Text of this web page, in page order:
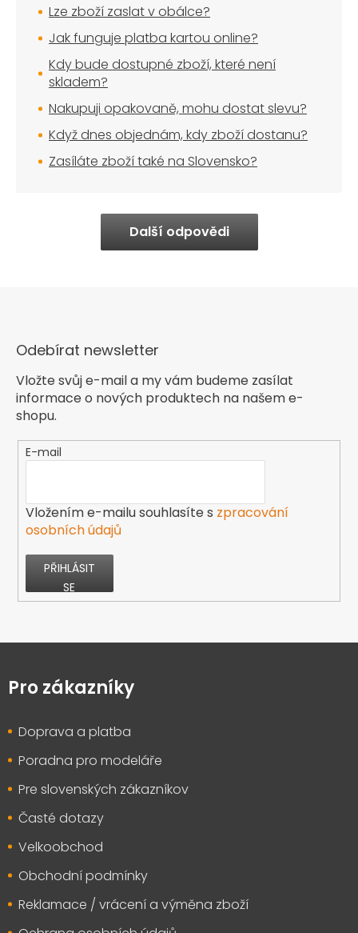
Lze zboží zaslat v obálce?
Jak funguje platba kartou online?
Kdy bude dostupné zboží, které není
skladem?
Nakupuji opakovaně, mohu dostat slevu?
Když dnes objednám, kdy zboží dostanu?
Zasíláte zboží také na Slovensko?
Další odpovědi
Odebírat newsletter
Vložte svůj e-mail a my vám budeme zasílat
informace o nových produktech na našem e-
shopu.
E-mail
Vložením e-mailu souhlasíte s zpracování
osobních údajů
PŘIHLÁSIT
SE
Z
pPro zákazníky
Doprava a platba
Poradna pro modeláře
Pre slovenských zákazníkov
Časté dotazy
Velkoobchod
Obchodní podmínky
Reklamace / vrácení a výměna zboží